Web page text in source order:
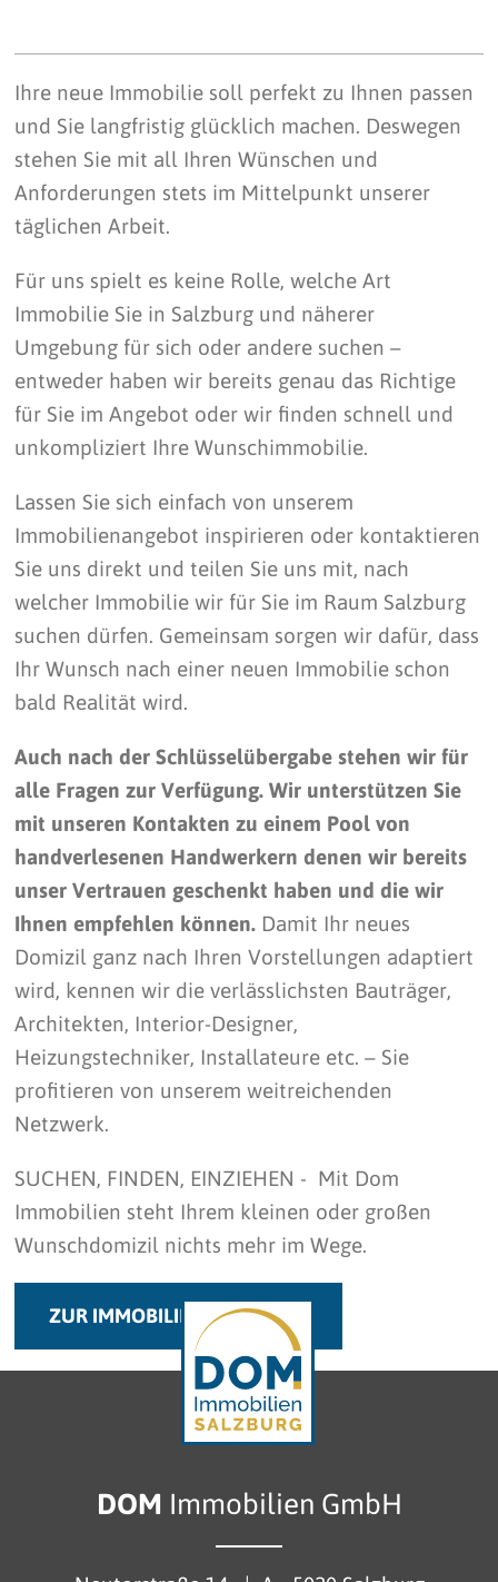
Ihre neue Immobilie soll perfekt zu Ihnen passen
und Sie langfristig glücklich machen. Deswegen
stehen Sie mit all Ihren Wünschen und
Anforderungen stets im Mittelpunkt unserer
täglichen Arbeit.
Für uns spielt es keine Rolle, welche Art
Immobilie Sie in Salzburg und näherer
Umgebung für sich oder andere suchen –
entweder haben wir bereits genau das Richtige
für Sie im Angebot oder wir finden schnell und
unkompliziert Ihre Wunschimmobilie.
Lassen Sie sich einfach von unserem
Immobilienangebot inspirieren oder kontaktieren
Sie uns direkt und teilen Sie uns mit, nach
welcher Immobilie wir für Sie im Raum Salzburg
suchen dürfen. Gemeinsam sorgen wir dafür, dass
Ihr Wunsch nach einer neuen Immobilie schon
bald Realität wird.
Auch nach der Schlüsselübergabe stehen wir für
alle Fragen zur Verfügung. Wir unterstützen Sie
mit unseren Kontakten zu einem Pool von
handverlesenen Handwerkern denen wir bereits
unser Vertrauen geschenkt haben und die wir
Ihnen empfehlen können. Damit Ihr neues
Domizil ganz nach Ihren Vorstellungen adaptiert
wird, kennen wir die verlässlichsten Bauträger,
Architekten, Interior-Designer,
Heizungstechniker, Installateure etc. – Sie
profitieren von unserem weitreichenden
Netzwerk.
SUCHEN, FINDEN, EINZIEHEN - Mit Dom
Immobilien steht Ihrem kleinen oder großen
Wunschdomizil nichts mehr im Wege.
ZUR IMMOBILIENÜBERSICHT
DOM Immobilien GmbH